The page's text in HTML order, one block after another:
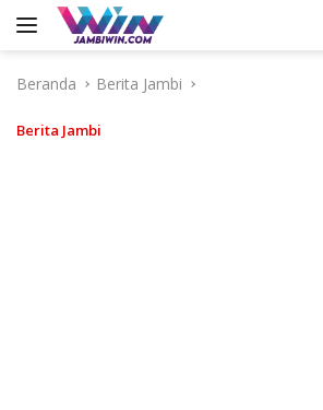
Langsung
Beranda
Berita Jambi
Berita Jambi